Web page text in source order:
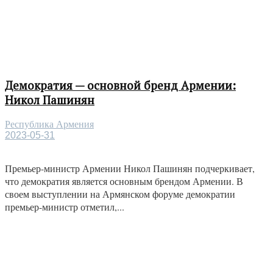
Демократия — основной бренд Армении:
Никол Пашинян
Республика Армения
2023-05-31
Премьер-министр Армении Никол Пашинян подчеркивает,
что демократия является основным брендом Армении. В
своем выступлении на Армянском форуме демократии
премьер-министр отметил,...